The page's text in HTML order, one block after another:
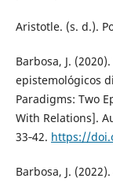
Aristotle. (s. d.).
Barbosa, J.
epistemológicos
Paradigms: Two
With Relations].
33‑42. https://
Barbosa, J.